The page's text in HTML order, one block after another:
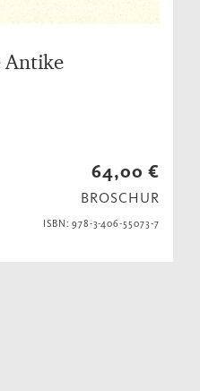
Antike
64,00 €
BROSCHUR
ISBN: 978-3-406-55073-7